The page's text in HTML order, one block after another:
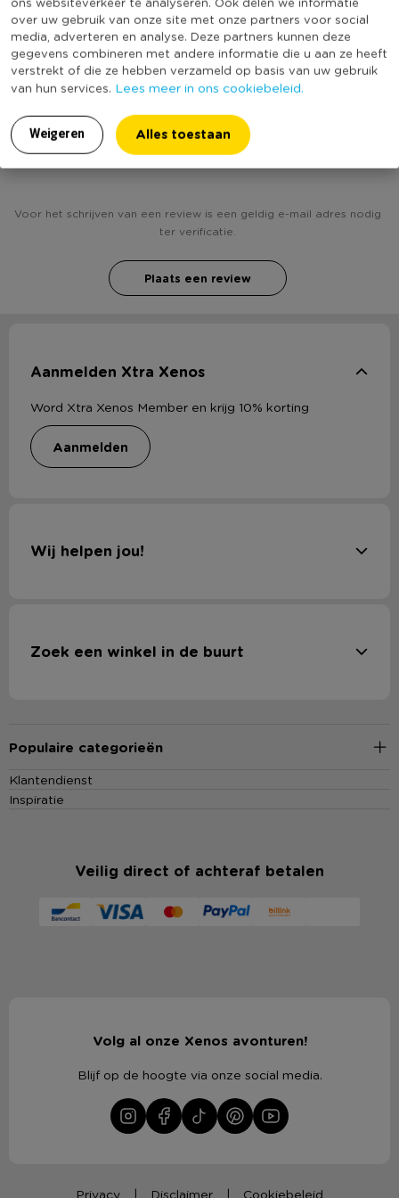
over uw gebruik van onze site met onze partners voor social
media, adverteren en analyse. Deze partners kunnen deze
gegevens combineren met andere informatie die u aan ze heeft
verstrekt of die ze hebben verzameld op basis van uw gebruik
van hun services. Lees meer in ons cookiebeleid.
Weigeren Alles toestaan
Productlengte (cm)
400
Duurzaamheidsscore
(Nog) geen score
bekend
Heb jij Slinger clown - 4 meter? Schrijf een review!
Voor het schrijven van een review is een geldig e-mail adres nodig
ter verificatie.
Plaats een review
Aanmelden Xtra Xenos
Word Xtra Xenos Member en krijg 10% korting
aanmelden
Wij helpen jou!
Zoek een winkel in de buurt
Populaire categorieën
Klantendienst
Inspiratie
Veilig direct of achteraf betalen
Volg al onze Xenos avonturen!
Blijf op de hoogte via onze social media.
Privacy Disclaimer Cookiebeleid